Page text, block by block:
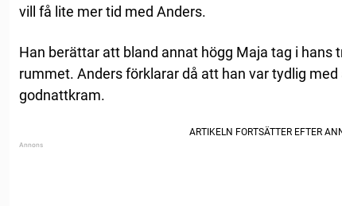
vill få lite mer tid med Anders.
Han berättar att bland annat högg Maja tag i hans
rummet. Anders förklarar då att han var tydlig
godnattkram.